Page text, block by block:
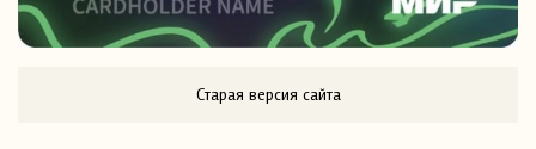
Старая версия сайта